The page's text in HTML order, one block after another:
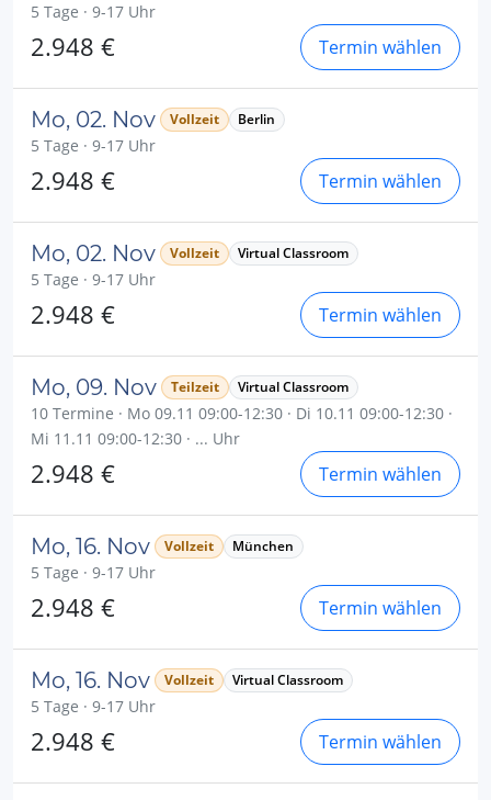
5 Tage · 9-17 Uhr
2.948 € Termin wählen
Mo, 02. Nov Vollzeit Berlin
5 Tage · 9-17 Uhr
2.948 € Termin wählen
Mo, 02. Nov Vollzeit Virtual Classroom
5 Tage · 9-17 Uhr
2.948 € Termin wählen
Mo, 09. Nov Teilzeit Virtual Classroom
10 Termine · Mo 09.11 09:00-12:30 · Di 10.11 09:00-12:30 ·
Mi 11.11 09:00-12:30 · ... Uhr
2.948 € Termin wählen
Mo, 16. Nov Vollzeit München
5 Tage · 9-17 Uhr
2.948 € Termin wählen
Mo, 16. Nov Vollzeit Virtual Classroom
5 Tage · 9-17 Uhr
2.948 € Termin wählen